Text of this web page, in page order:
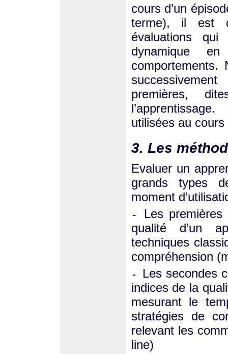
cours d’un
terme), il est
évaluations
dynamique
comportements.
premières,
utilisées au cours
3. Les
Evaluer un
grands types
moment
- Les
qualité d’un
techniques
compréhension
- Les secondes
indices de la
mesurant le
stratégies de
relevant les
line)